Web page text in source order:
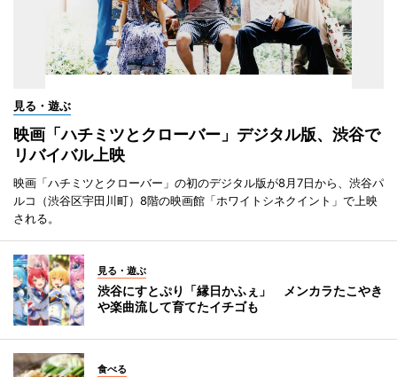
見る・遊ぶ
映画「ハチミツとクローバー」デジタル版、渋谷で
リバイバル上映
映画「ハチミツとクローバー」の初のデジタル版が8月7日から、渋谷パ
ルコ（渋谷区宇田川町）8階の映画館「ホワイトシネクイント」で上映
される。
見る・遊ぶ
渋谷にすとぷり「縁日かふぇ」 メンカラたこやき
や楽曲流して育てたイチゴも
食べる